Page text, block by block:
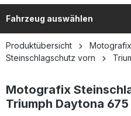
Fahrzeug auswählen
Produktübersicht
Steinschlagschutz vorn
Motografix
Triumph Daytona